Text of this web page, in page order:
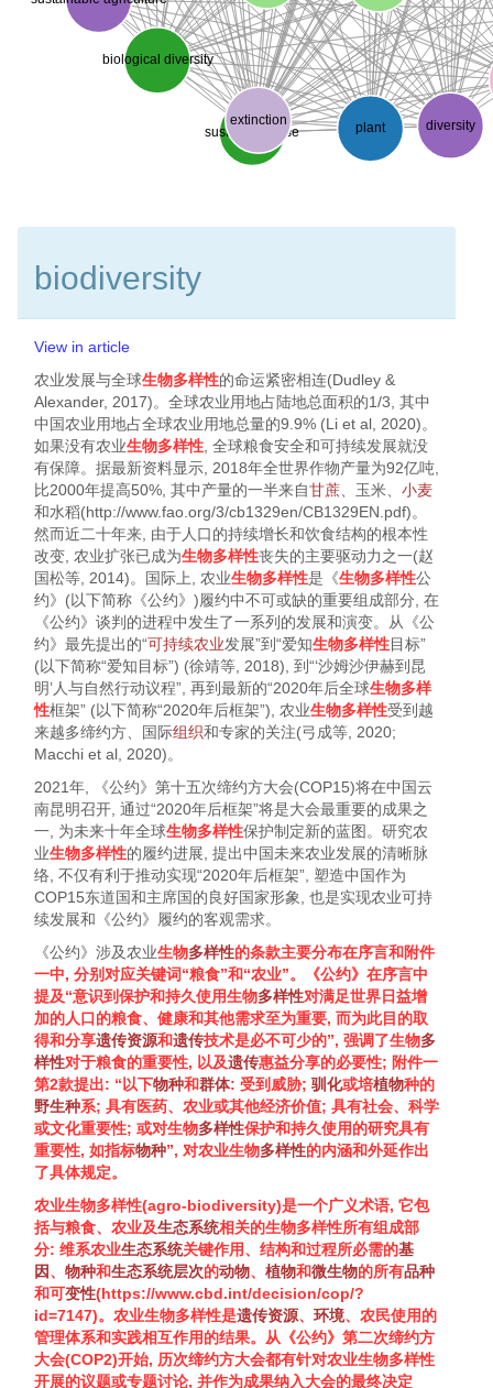
biological diversity
diversity
plant
sustainable use
extinction
biodiversity
View in article
农业发展与全球生物多样性的命运紧密相连(Dudley &
Alexander, 2017)。全球农业用地占陆地总面积的1/3, 其中
中国农业用地占全球农业用地总量的9.9% (Li et al, 2020)。
如果没有农业生物多样性 , 全球粮食安全和可持续发展就没
有保障。据最新资料显示, 2018年全世界作物产量为92亿吨,
比2000年提高50%, 其中产量的一半来自甘蔗 、玉米、 小麦
和水稻(http://www.fao.org/3/cb1329en/CB1329EN.pdf)。
然而近二十年来, 由于人口的持续增长和饮食结构的根本性
改变, 农业扩张已成为生物多样性丧失的主要驱动力之一(赵
国松等, 2014)。国际上, 农业生物多样性是《生物多样性公
约》(以下简称《公约》)履约中不可或缺的重要组成部分, 在
《公约》谈判的进程中发生了一系列的发展和演变。从《公
约》最先提出的“可持续农业发展”到“爱知生物多样性目标”
(以下简称“爱知目标”) (徐靖等, 2018), 到“‘沙姆沙伊赫到昆
明’人与自然行动议程”, 再到最新的“2020年后全球生物多样
性框架” (以下简称“2020年后框架”), 农业生物多样性受到越
来越多缔约方、国际组织和专家的关注(弓成等, 2020;
Macchi et al, 2020)。
2021年, 《公约》第十五次缔约方大会(COP15)将在中国云
南昆明召开, 通过“2020年后框架”将是大会最重要的成果之
一, 为未来十年全球生物多样性保护制定新的蓝图。研究农
业生物多样性的履约进展, 提出中国未来农业发展的清晰脉
络, 不仅有利于推动实现“2020年后框架”, 塑造中国作为
COP15东道国和主席国的良好国家形象, 也是实现农业可持
续发展和《公约》履约的客观需求。
《公约》涉及农业生物多样性的条款主要分布在序言和附件
一中, 分别对应关键词“粮食”和“农业”。《公约》在序言中
提及“意识到保护和持久使用生物多样性对满足世界日益增
加的人口的粮食、健康和其他需求至为重要, 而为此目的取
得和分享遗传资源和遗传技术是必不可少的”, 强调了生物多
样性对于粮食的重要性, 以及遗传惠益分享的必要性; 附件一
第2款提出: “以下物种和群体: 受到威胁; 驯化或培植物种的
野生种系; 具有医药、农业或其他经济价值; 具有社会、科学
或文化重要性; 或对生物多样性保护和持久使用的研究具有
重要性, 如指标物种”, 对农业生物多样性的内涵和外延作出
了具体规定。
农业生物多样性(agro-biodiversity)是一个广义术语, 它包
括与粮食、农业及生态系统相关的生物多样性所有组成部
分: 维系农业生态系统关键作用、结构和过程所必需的基
因、 物种和生态系统层次的动物、 植物和微生物的所有品种
和可变性(https://www.cbd.int/decision/cop/?
id=7147)。农业生物多样性是遗传资源、 环境、农民使用的
管理体系和实践相互作用的结果。从《公约》第二次缔约方
大会(COP2)开始, 历次缔约方大会都有针对农业生物多样性
开展的议题或专题讨论, 并作为成果纳入大会的最终决定